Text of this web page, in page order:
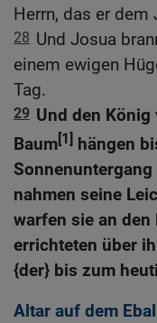
Herrn, das er
28 Und Josua
einem ewigen
Tag.
29 Und den
Baum[1] hängen
nahmen seine
warfen sie an
errichteten über
{der} bis zum
Altar auf dem